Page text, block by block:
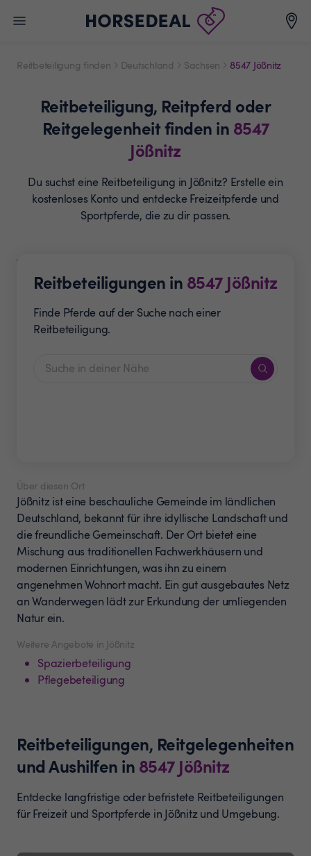
Reitbeteiligung finden Deutschland Sachsen 8547 Jößnitz
Reitbeteiligung, Reitpferd oder
Reitgelegenheitfinden in 8547
Jößnitz
Du suchst eine Reitbeteiligung in Jößnitz? Erstelle ein
kostenloses Konto und entdecke Freizeitpferde und
Sportpferde, die zu dir passen.
Reitbeteiligungen in 8547 Jößnitz
Finde Pferde auf der Suche nach einer
Reitbeteiligung.
Weitere Angebote in Jößnitz
Spazierbeteiligung
Pflegebeteiligung
Über diesen Ort
Jößnitz ist eine beschauliche Gemeinde im ländlichen
Deutschland, bekannt für ihre idyllische Landschaft und
die freundliche Gemeinschaft. Der Ort bietet eine
Mischung aus traditionellen Fachwerkhäusern und
modernen Einrichtungen, was ihn zu einem
angenehmen Wohnort macht. Ein gut ausgebautes Netz
an Wanderwegen lädt zur Erkundung der umliegenden
Natur ein.
Reitbeteiligungen, Reitgelegenheiten
und Aushilfen in 8547 Jößnitz
Entdecke langfristige oder befristete Reitbeteiligungen
für Freizeit und Sportpferde in Jößnitz und Umgebung.